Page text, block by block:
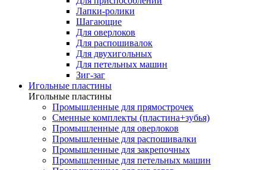
Лапки-ролики
Шагающие
Для оверлоков
Для распошивалок
Для двухигольных
Для петельных машин
Зиг-заг
Игольные пластины
Игольные пластины
Промышленные для прямострочек
Сменные комплекты (пластина+зубья)
Промышленные для оверлоков
Промышленные для распошивалки
Промышленные для закрепочных
Промышленные для петельных машин